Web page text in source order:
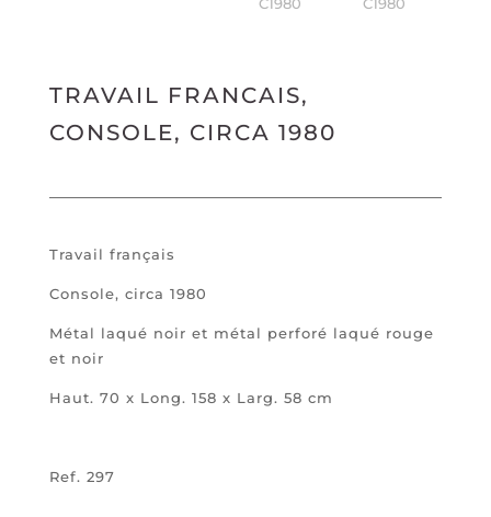
TRAVAIL FRANCAIS,
CONSOLE, CIRCA 1980
Travail français
Console, circa 1980
Métal laqué noir et métal perforé laqué rouge
et noir
Haut. 70 x Long. 158 x Larg. 58 cm
Ref. 297